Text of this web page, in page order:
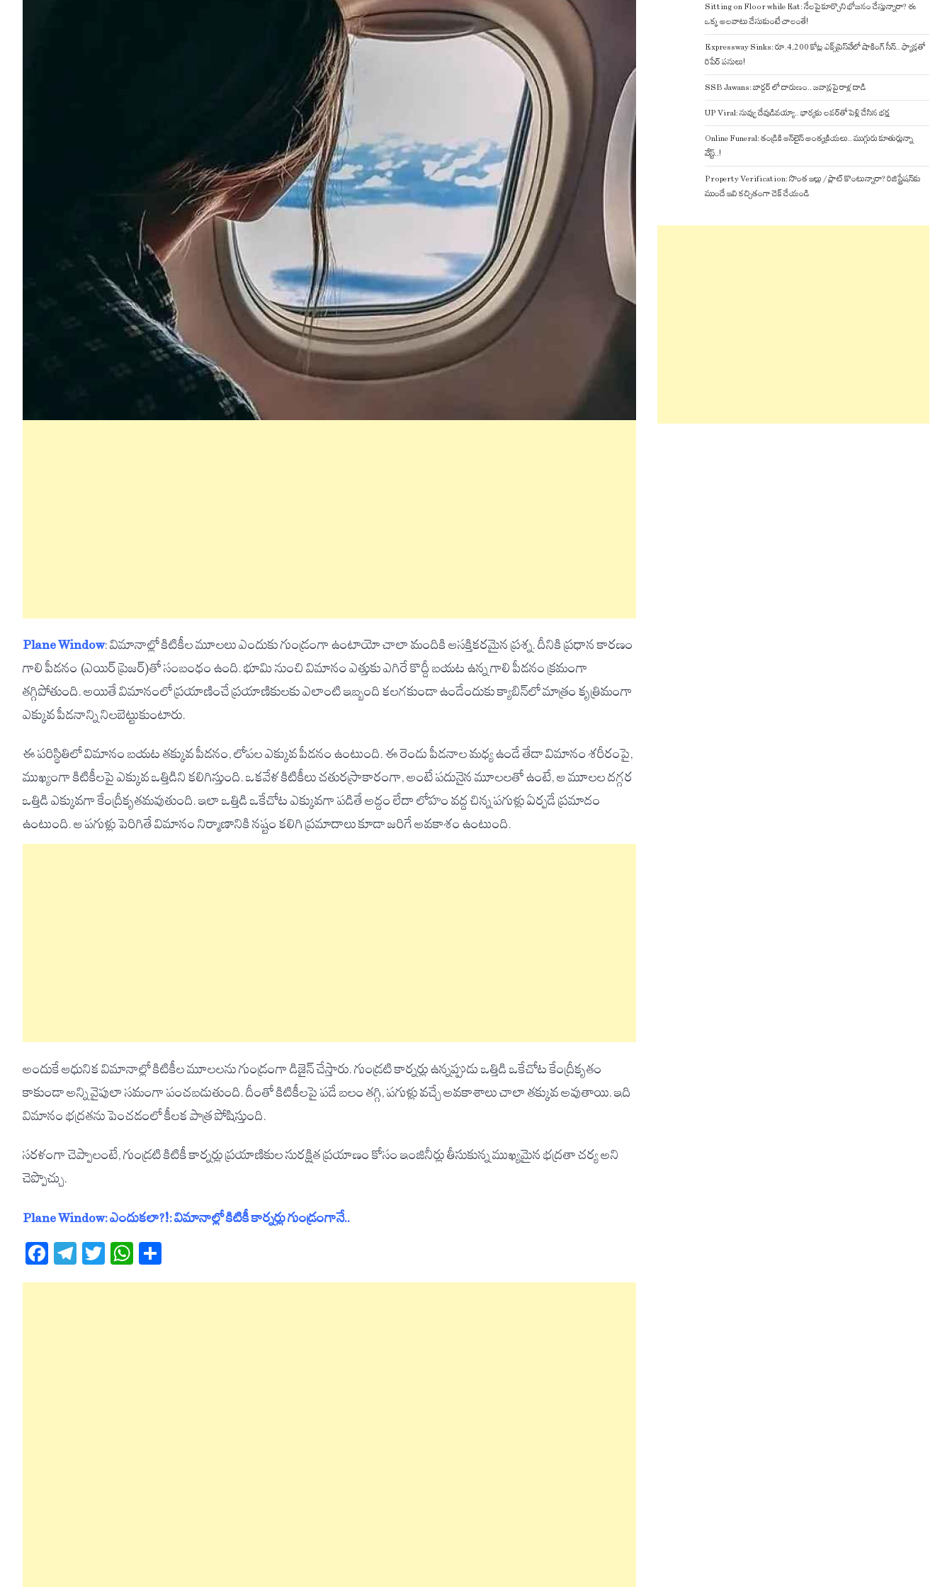
Plane Window: విమానాల్లో కిటికీల మూలలు ఎందుకు గుండ్రంగా ఉంటాయో చాలా మందికి ఆసక్తికరమైన ప్రశ్న. దీనికి ప్రధాన కారణం
గాలి పీడనం (ఎయిర్ ప్రెజర్)తో సంబంధం ఉంది. భూమి నుంచి విమానం ఎత్తుకు ఎగిరే కొద్దీ బయట ఉన్న గాలి పీడనం క్రమంగా
తగ్గిపోతుంది. అయితే విమానంలో ప్రయాణించే ప్రయాణికులకు ఎలాంటి ఇబ్బంది కలగకుండా ఉండేందుకు క్యాబిన్‌లో మాత్రం కృత్రిమంగా
ఎక్కువ పీడనాన్ని నిలబెట్టుకుంటారు.
ఈ పరిస్థితిలో విమానం బయట తక్కువ పీడనం, లోపల ఎక్కువ పీడనం ఉంటుంది. ఈ రెండు పీడనాల మధ్య ఉండే తేడా విమానం శరీరంపై,
ముఖ్యంగా కిటికీలపై ఎక్కువ ఒత్తిడిని కలిగిస్తుంది. ఒకవేళ కిటికీలు చతురస్రాకారంగా, అంటే పదునైన మూలలతో ఉంటే, ఆ మూలల దగ్గర
ఒత్తిడి ఎక్కువగా కేంద్రీకృతమవుతుంది. ఇలా ఒత్తిడి ఒకేచోట ఎక్కువగా పడితే అద్దం లేదా లోహం వద్ద చిన్న పగుళ్లు ఏర్పడే ప్రమాదం
ఉంటుంది. ఆ పగుళ్లు పెరిగితే విమానం నిర్మాణానికి నష్టం కలిగి ప్రమాదాలు కూడా జరిగే అవకాశం ఉంటుంది.
అందుకే ఆధునిక విమానాల్లో కిటికీల మూలలను గుండ్రంగా డిజైన్ చేస్తారు. గుండ్రటి కార్నర్లు ఉన్నప్పుడు ఒత్తిడి ఒకేచోట కేంద్రీకృతం
కాకుండా అన్ని వైపులా సమంగా పంచబడుతుంది. దీంతో కిటికీలపై పడే బలం తగ్గి, పగుళ్లు వచ్చే అవకాశాలు చాలా తక్కువ అవుతాయి. ఇది
విమానం భద్రతను పెంచడంలో కీలక పాత్ర పోషిస్తుంది.
సరళంగా చెప్పాలంటే, గుండ్రటి కిటికీ కార్నర్లు ప్రయాణికుల సురక్షిత ప్రయాణం కోసం ఇంజినీర్లు తీసుకున్న ముఖ్యమైన భద్రతా చర్య అని
చెప్పొచ్చు.
Plane Window: ఎందుకలా?!: విమానాల్లో కిటికీ కార్నర్లు గుండ్రంగానే..
Facebook
Telegram
TwitterWhatsApp
Sitting on Floor while Eat: నేలపై కూర్చొని భోజనం చేస్తున్నారా? ఈ
ఒక్క అలవాటు చేసుకుంటే చాలంతే!
Expressway Sinks: రూ.4,200 కోట్ల ఎక్స్‌ప్రెస్‌వేలో షాకింగ్ సీన్.. ఫ్యాన్లతో
రిపేర్ పనులు!
SSB Jawans: బార్డర్ లో దారుణం.. జవాన్లపై రాళ్ల దాడి
UP Viral: నువ్వు దేవుడివయ్యా.. భార్యకు లవర్‌తో పెళ్లి చేసిన భర్త
Online Funeral: తండ్రికి ఆన్‌లైన్ అంత్యక్రియలు.. ముగ్గురు కూతుర్లున్నా
వేస్ట్..!
Property Verification: సొంత ఇల్లు / ప్లాట్ కొంటున్నారా? రిజిస్ట్రేషన్‌కు
ముందే ఇవి కచ్చితంగా చెక్ చేయండి